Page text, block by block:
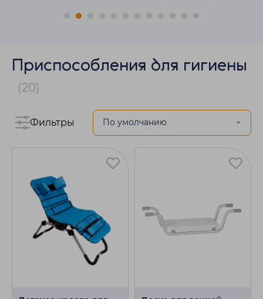
Приспособления для гигиены
(20)
Фильтры